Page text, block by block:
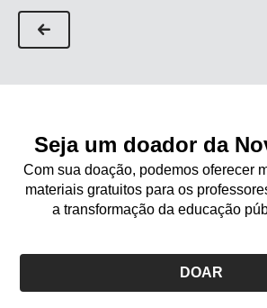
Seja um doador da
Com sua doação, podemos oferecer
materiais gratuitos para os
a transformação da educação
DOAR